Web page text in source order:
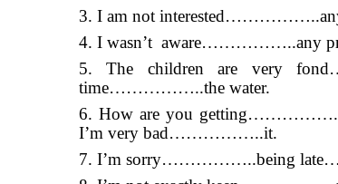
3. I am not
4. I wasn’t aware……………..any
5. The children are very
time……………..the water.
6. How are you
I’m very bad……………..it.
7. I’m sorry……………..being